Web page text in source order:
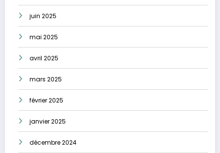
juin 2025
mai 2025
avril 2025
mars 2025
février 2025
janvier 2025
décembre 2024